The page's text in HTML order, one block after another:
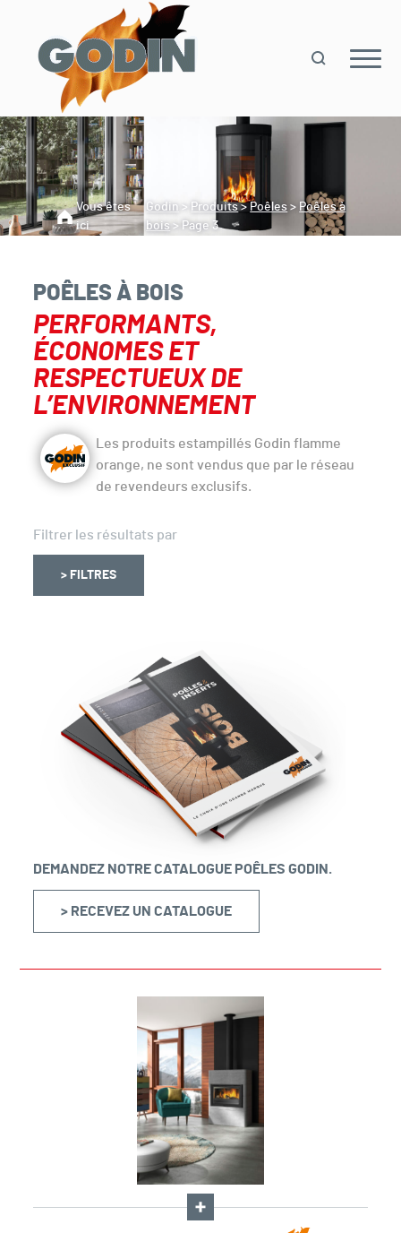
Vous êtes
ici
Godin > Produits > Poêles > Poêles à
bois > Page 3
POÊLES À BOIS
PERFORMANTS,
ÉCONOMES ET
RESPECTUEUX DE
L’ENVIRONNEMENT
Les produits estampillés Godin flamme
orange, ne sont vendus que par le réseau
de revendeurs exclusifs.
Filtrer les résultats par
> FILTRES
DEMANDEZ NOTRE CATALOGUE POÊLES GODIN.
> RECEVEZ UN CATALOGUE